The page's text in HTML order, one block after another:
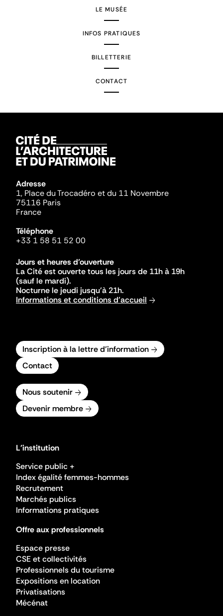
LE MUSÉE
INFOS PRATIQUES
BILLETTERIE
CONTACT
Adresse
1, Place du Trocadéro et du 11 Novembre
75116 Paris
France
Téléphone
+33 1 58 51 52 00
Jours et heures d'ouverture
La Cité est ouverte tous les jours de 11h à 19h
(sauf le mardi).
Nocturne le jeudi jusqu'à 21h.
Informations et conditions d'accueil
Inscription à la lettre d'information
Contact
Nous soutenir
Devenir membre
L'institution
Service public +
Index égalité femmes-hommes
Recrutement
Marchés publics
Informations pratiques
Offre aux professionnels
Espace presse
CSE et collectivités
Professionnels du tourisme
Expositions en location
Privatisations
Mécénat